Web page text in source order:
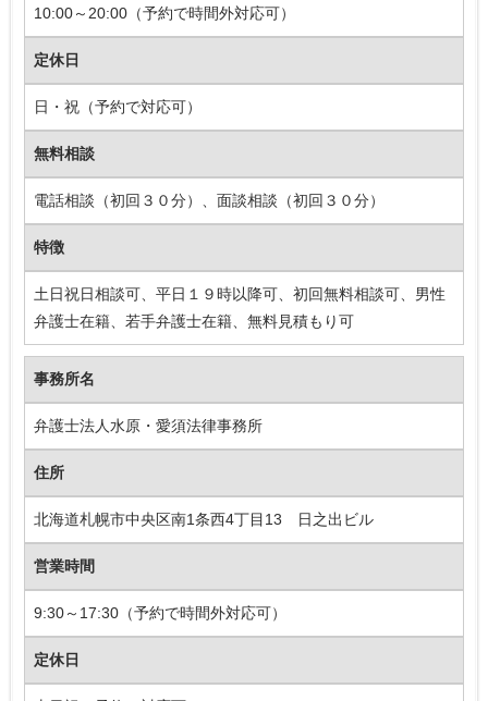
10:00～20:00（予約で時間外対応可）
定休日
日・祝（予約で対応可）
無料相談
電話相談（初回３０分）、面談相談（初回３０分）
特徴
土日祝日相談可、平日１９時以降可、初回無料相談可、男性
弁護士在籍、若手弁護士在籍、無料見積もり可
事務所名
弁護士法人水原・愛須法律事務所
住所
北海道札幌市中央区南1条西4丁目13 日之出ビル
営業時間
9:30～17:30（予約で時間外対応可）
定休日